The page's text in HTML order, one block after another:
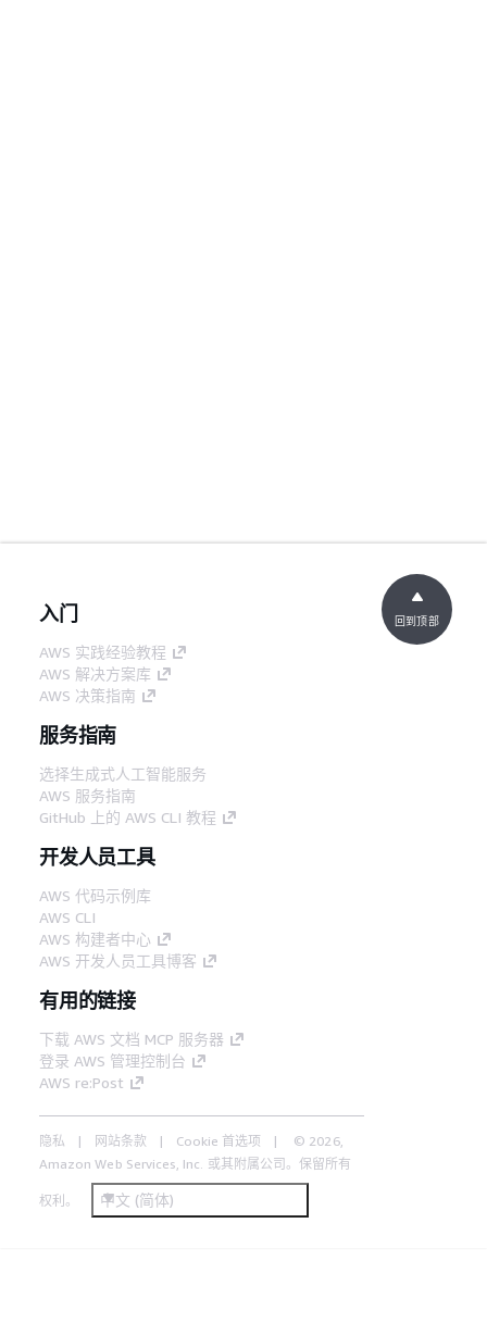
入门
AWS 实践经验教程
AWS 解决方案库
AWS 决策指南
服务指南
选择生成式人工智能服务
AWS 服务指南
GitHub 上的 AWS CLI 教程
开发人员工具
AWS 代码示例库
AWS CLI
AWS 构建者中心
AWS 开发人员工具博客
有用的链接
下载 AWS 文档 MCP 服务器
登录 AWS 管理控制台
AWS re:Post
隐私 网站条款 Cookie 首选项
© 2026,
Amazon Web Services, Inc. 或其附属公司。保留所有
权利。 中文 (简体)
回到顶部